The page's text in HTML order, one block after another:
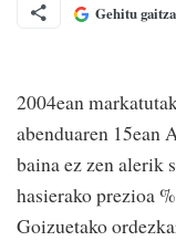
Gehitu
2004ean
abenduaren 15ean
baina ez zen alerik
hasierako prezioa
Goizuetako